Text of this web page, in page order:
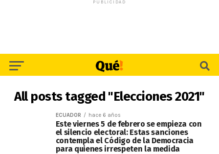
PUBLICIDAD
All posts tagged "Elecciones 2021"
ECUADOR hace 6 años
Este viernes 5 de febrero se empieza con
el silencio electoral: Estas sanciones
contempla el Código de la Democracia
para quienes irrespeten la medida